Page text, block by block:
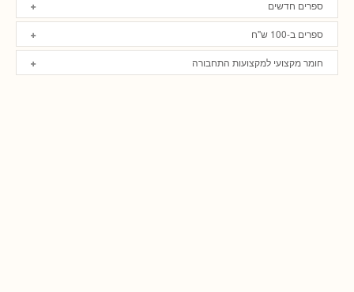
ספרים חדשים
ספרים ב-100 ש"ח
חומר מקצועי למקצועות התחבורה